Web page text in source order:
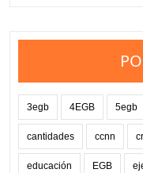
3egb 4EGB 5egb
cantidades ccnn
educación EGB